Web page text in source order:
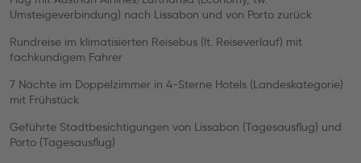
Umsteigeverbindung) nach Lissabon und von Porto zurück
Rundreise im klimatisierten Reisebus (lt. Reiseverlauf) mit
fachkundigem Fahrer
7 Nächte im Doppelzimmer in 4-Sterne Hotels (Landeskategorie)
mit Frühstück
Geführte Stadtbesichtigungen von Lissabon (Tagesausflug) und
Porto (Tagesausflug)